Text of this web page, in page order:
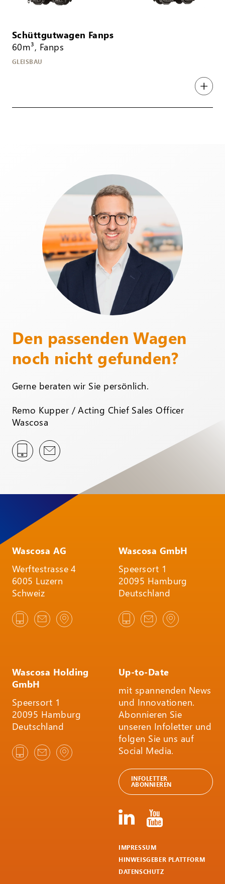
Schüttgutwagen Fanps
60m³, Fanps
GLEISBAU
Den passenden Wagen
noch nicht gefunden?
Gerne beraten wir Sie persönlich.
Remo Kupper / Acting Chief Sales Officer
Wascosa
Wascosa AG
Werftestrasse 4
6005 Luzern
Schweiz
Wascosa GmbH
Speersort 1
20095 Hamburg
Deutschland
Wascosa Holding
GmbH
Speersort 1
20095 Hamburg
Deutschland
Up-to-Date
mit spannenden News
und Innovationen.
Abonnieren Sie
unseren Infoletter und
folgen Sie uns auf
Social Media.
INFOLETTER
ABONNIEREN
IMPRESSUM
HINWEISGEBER PLATTFORM
DATENSCHUTZ